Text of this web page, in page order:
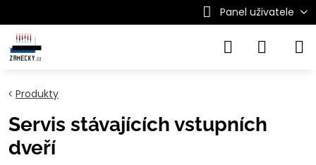
Panel uživatele
Produkty
Servis stávajících vstupních
dveří